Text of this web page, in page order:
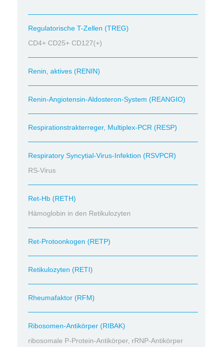
Regulatorische T-Zellen (TREG)
CD4+ CD25+ CD127(+)
Renin, aktives (RENIN)
Renin-Angiotensin-Aldosteron-System (REANGIO)
Respirationstrakterreger, Multiplex-PCR (RESP)
Respiratory Syncytial-Virus-Infektion (RSVPCR)
RS-Virus
Ret-Hb (RETH)
Hämoglobin in den Retikulozyten
Ret-Protoonkogen (RETP)
Retikulozyten (RETI)
Rheumafaktor (RFM)
Ribosomen-Antikörper (RIBAK)
ribosomale P-Protein-Antikörper, rRNP-Antikörper